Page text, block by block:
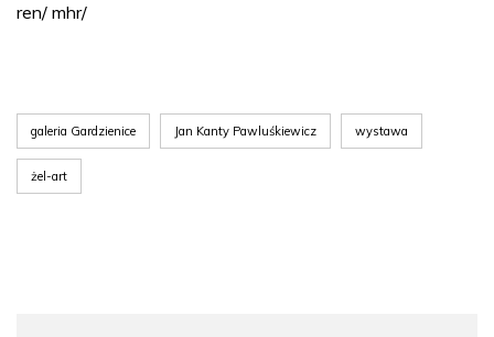
ren/ mhr/
galeria Gardzienice Jan Kanty Pawluśkiewicz wystawa
żel-art